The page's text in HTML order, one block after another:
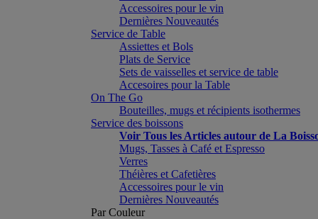
Accessoires pour le vin
Dernières Nouveautés
Service de Table
Assiettes et Bols
Plats de Service
Sets de vaisselles et service de table
Accesoires pour la Table
On The Go
Bouteilles, mugs et récipients isothermes
Service des boissons
Voir Tous les Articles autour de La
Mugs, Tasses à Café et Espresso
Verres
Théières et Cafetières
Accessoires pour le vin
Dernières Nouveautés
Par Couleur